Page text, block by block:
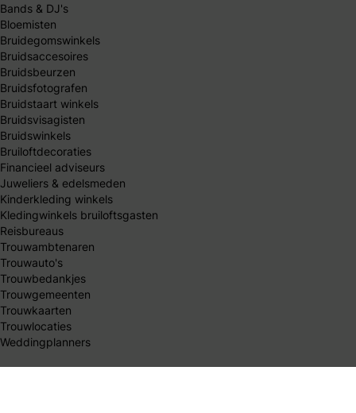
Bands & DJ's
Bloemisten
Bruidegomswinkels
Bruidsaccesoires
Bruidsbeurzen
Bruidsfotografen
Bruidstaart winkels
Bruidsvisagisten
Bruidswinkels
Bruiloftdecoraties
Financieel adviseurs
Juweliers & edelsmeden
Kinderkleding winkels
Kledingwinkels bruiloftsgasten
Reisbureaus
Trouwambtenaren
Trouwauto's
Trouwbedankjes
Trouwgemeenten
Trouwkaarten
Trouwlocaties
Weddingplanners